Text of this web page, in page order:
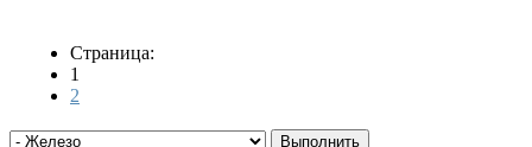
Страница:
1
2